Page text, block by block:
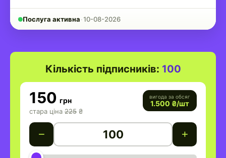
Послуга активна·10-08-2026
Кількість підписників: 100
150 грн
стара ціна 225 ₴
вигода за обсяг
1.500 ₴/шт
− +